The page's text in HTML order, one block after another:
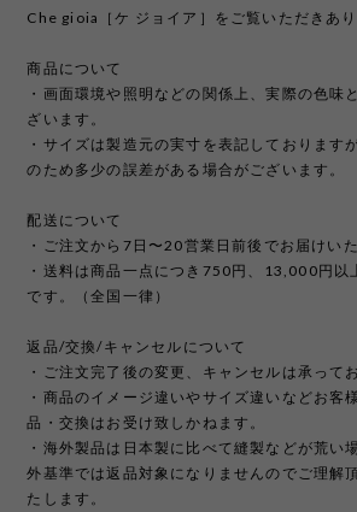
Che gioia［ケ ジョイア］をご覧いただきあり
商品について
・画面環境や照明などの関係上、実際の色味
ざいます。
・サイズは製造元の実寸を表記しております
のため多少の誤差がある場合がございます。
配送について
・ご注文から7日〜20営業日前後でお届けいた
・送料は商品一点につき750円、13,000円以
です。（全国一律）
返品/交換/キャンセルについて
・ご注文完了後の変更、キャンセルは承って
・商品のイメージ違いやサイズ違いなどお客
品・交換はお受け致しかねます。
・海外製品は日本製に比べて縫製などが荒い
外基準では返品対象になりませんのでご理解
たします。